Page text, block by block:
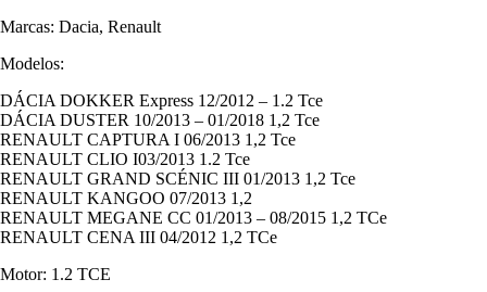
Marcas: Dacia, Renault
Modelos:
DÁCIA DOKKER Express 12/2012 – 1.2 Tce
DÁCIA DUSTER 10/2013 – 01/2018 1,2 Tce
RENAULT CAPTURA I 06/2013 1,2 Tce
RENAULT CLIO I03/2013 1.2 Tce
RENAULT GRAND SCÉNIC III 01/2013 1,2 Tce
RENAULT KANGOO 07/2013 1,2
RENAULT MEGANE CC 01/2013 – 08/2015 1,2 TCe
RENAULT CENA III 04/2012 1,2 TCe
Motor: 1.2 TCE